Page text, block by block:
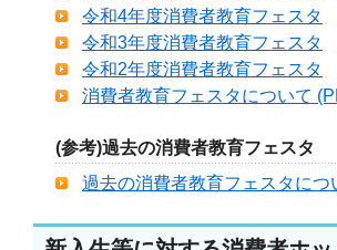
令和4年度消費者教育フェスタ
令和3年度消費者教育フェスタ
令和2年度消費者教育フェスタ
消費者教育フェスタについて
(参考)過去の消費者教育フェスタ
過去の消費者教育フェスタにつ